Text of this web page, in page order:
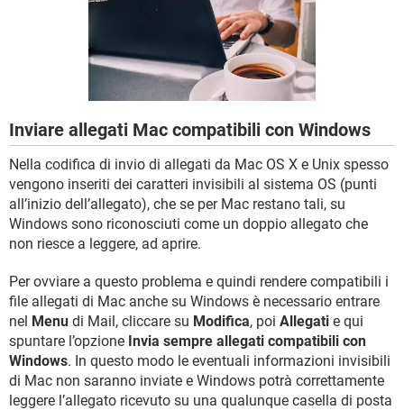
Inviare allegati Mac compatibili con Windows
Nella codifica di invio di allegati da Mac OS X e Unix spesso
vengono inseriti dei caratteri invisibili al sistema OS (punti
all’inizio dell’allegato), che se per Mac restano tali, su
Windows sono riconosciuti come un doppio allegato che
non riesce a leggere, ad aprire.
Per ovviare a questo problema e quindi rendere compatibili i
file allegati di Mac anche su Windows è necessario entrare
nel Menu di Mail, cliccare su Modifica, poi Allegati e qui
spuntare l’opzione Invia sempre allegati compatibili con
Windows. In questo modo le eventuali informazioni invisibili
di Mac non saranno inviate e Windows potrà correttamente
leggere l’allegato ricevuto su una qualunque casella di posta